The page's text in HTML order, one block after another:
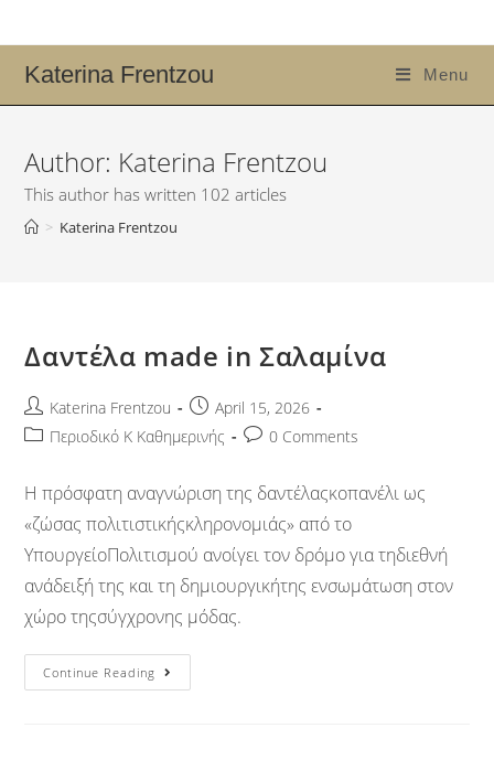
Katerina Frentzou Menu
Author: Katerina Frentzou
This author has written 102 articles
> Katerina Frentzou
Δαντέλα made in Σαλαμίνα
Katerina Frentzou
April 15, 2026
Περιοδικό Κ Καθημερινής
0 Comments
Η πρόσφατη αναγνώριση της δαντέλαςκοπανέλι ως
«ζώσας πολιτιστικήςκληρονομιάς» από το
ΥπουργείοΠολιτισμού ανοίγει τον δρόμο για τηδιεθνή
ανάδειξή της και τη δημιουργικήτης ενσωμάτωση στον
χώρο τηςσύγχρονης μόδας.
Continue Reading